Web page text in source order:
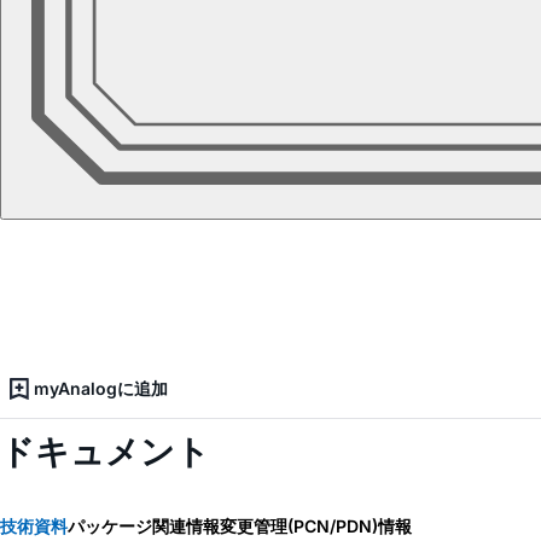
myAnalogに追加
ドキュメント
技術資料パッケージ関連情報変更管理(PCN/PDN)情報